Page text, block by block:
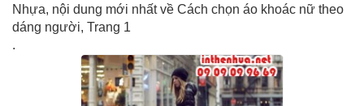
Nhựa, nội dung mới nhất về Cách chọn áo khoác nữ theo
dáng người, Trang 1
.